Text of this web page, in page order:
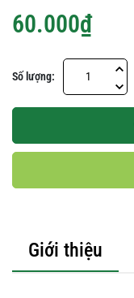
60.000₫
Số lượng:
Giới thiệu